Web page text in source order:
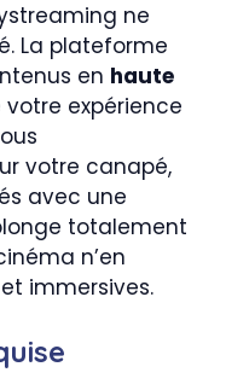
ne
La plateforme
en haute
expérience
votre canapé,
avec une
totalement
n’en
immersives.